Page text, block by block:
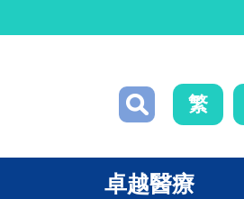
繁
卓越醫療